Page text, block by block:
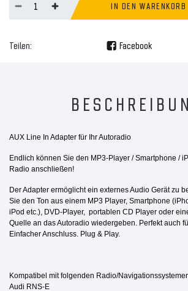
IN DEN WARENKORB
Teilen: Facebook
AUX Line In Adapter für Ihr Autoradio
Endlich können Sie den MP3-Player / Smartphone /
Radio anschließen!
Der Adapter ermöglicht ein externes Audio Gerät zu
Sie den Ton aus einem MP3 Player, Smartphone
iPod etc.), DVD-Player, portablen CD Player oder
Quelle an das Autoradio wiedergeben. Perfekt auch
Einfacher Anschluss. Plug & Play.
Kompatibel mit folgenden Radio/
Audi RNS-E